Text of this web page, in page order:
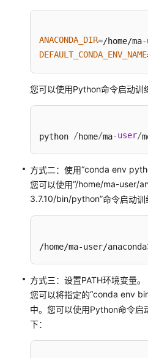
分
模
型
调
训
练
作
型
训
练
优
化
加
ANACONDA_DIR
DEFAULT_CONDA_ENV_NAME
您可以使用Python命令启动训
python /home/ma-user/
方式二：使用“conda env
您可以使用“/home/ma-user/
3.7.10/bin/python”命令启动训
/home/ma-user/
方式三：设置PATH环境变量。
您可以将指定的“conda env
中。您可以使用Python命令启
下：